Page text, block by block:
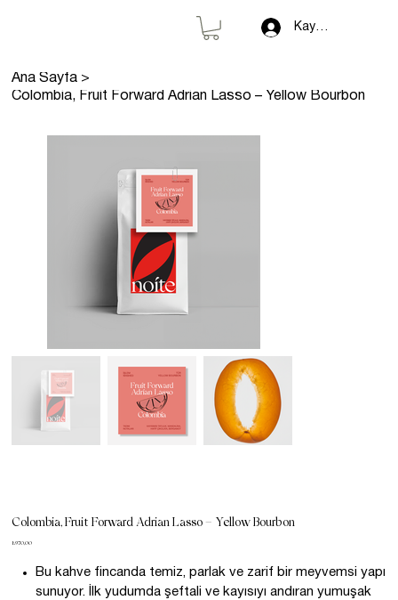
Kayıt Ol
Ana Sayfa >
Colombia, Fruit Forward Adrian Lasso – Yellow Bourbon
Colombia, Fruit Forward Adrian Lasso – Yellow Bourbon
Fiyat
₺970,00
Bu kahve fincanda temiz, parlak ve zarif bir meyvemsi yapı
sunuyor. İlk yudumda şeftali ve kayısıyı andıran yumuşak